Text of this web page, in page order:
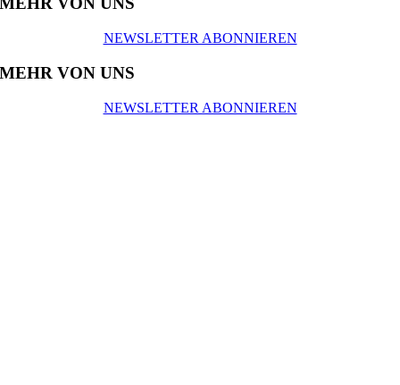
NEWSLETTER ABONNIEREN
MEHR VON UNS
NEWSLETTER ABONNIEREN